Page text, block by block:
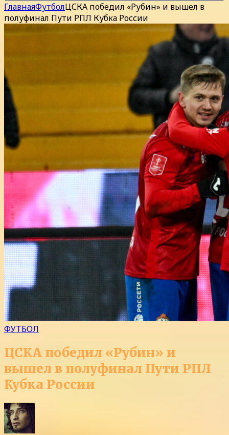
ГлавнаяФутболЦСКА победил «Рубин» и вышел в
полуфинал Пути РПЛ Кубка России
ФУТБОЛ
ЦСКА победил «Рубин» и
вышел в полуфинал Пути РПЛ
Кубка России